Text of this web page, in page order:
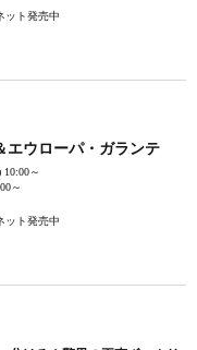
ット発売中
エウローパ・ガランテ
～
～
ット発売中